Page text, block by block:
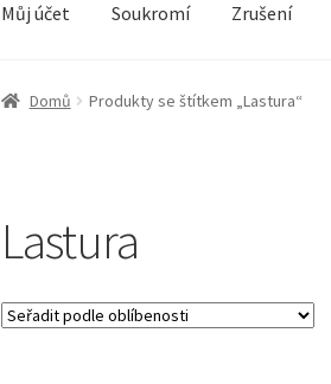
Můj účet Soukromí Zrušení
Úvodní stránka Kontakt Lodní doprava
Domů Produkty se štítkem „Lastura“
Lastura